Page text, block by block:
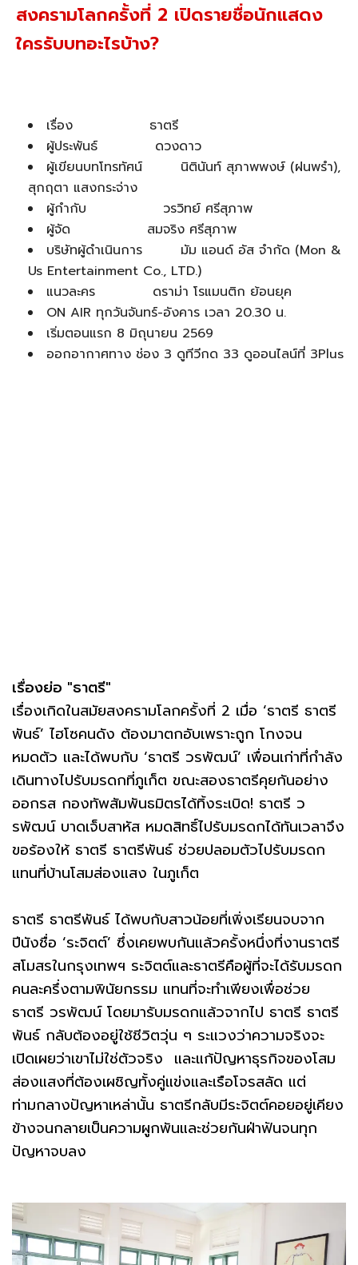
สงครามโลกครั้งที่ 2 เปิดรายชื่อนักแสดง
ใครรับบทอะไรบ้าง?
เรื่อง ธาตรี
ผู้ประพันธ์ ดวงดาว
ผู้เขียนบทโทรทัศน์ นิตินันท์ สุภาพพงษ์ (ฝนพรำ),
สุกฤตา แสงกระจ่าง
ผู้กำกับ วรวิทย์ ศรีสุภาพ
ผู้จัด สมจริง ศรีสุภาพ
บริษัทผู้ดำเนินการ มัม แอนด์ อัส จำกัด (Mon &
Us Entertainment Co., LTD.)
แนวละคร ดราม่า โรแมนติก ย้อนยุค
ON AIR ทุกวันจันทร์-อังคาร เวลา 20.30 น.
เริ่มตอนแรก 8 มิถุนายน 2569
ออกอากาศทาง ช่อง 3 ดูทีวีกด 33 ดูออนไลน์ที่ 3Plus
เรื่องย่อ "ธาตรี"
เรื่องเกิดในสมัยสงครามโลกครั้งที่ 2 เมื่อ ‘ธาตรี ธาตรี
พันธ์’ ไฮโซคนดัง ต้องมาตกอับเพราะถูก โกงจน
หมดตัว และได้พบกับ ‘ธาตรี วรพัฒน์’ เพื่อนเก่าที่กำลัง
เดินทางไปรับมรดกที่ภูเก็ต ขณะสองธาตรีคุยกันอย่าง
ออกรส กองทัพสัมพันธมิตรได้ทิ้งระเบิด! ธาตรี ว
รพัฒน์ บาดเจ็บสาหัส หมดสิทธิ์ไปรับมรดกได้ทันเวลาจึง
ขอร้องให้ ธาตรี ธาตรีพันธ์ ช่วยปลอมตัวไปรับมรดก
แทนที่บ้านโสมส่องแสง ในภูเก็ต
ธาตรี ธาตรีพันธ์ ได้พบกับสาวน้อยที่เพิ่งเรียนจบจาก
ปีนังชื่อ ‘ระจิตต์’ ซึ่งเคยพบกันแล้วครั้งหนึ่งที่งานราตรี
สโมสรในกรุงเทพฯ ระจิตต์และธาตรีคือผู้ที่จะได้รับมรดก
คนละครึ่งตามพินัยกรรม แทนที่จะทำเพียงเพื่อช่วย
ธาตรี วรพัฒน์ โดยมารับมรดกแล้วจากไป ธาตรี ธาตรี
พันธ์ กลับต้องอยู่ใช้ชีวิตวุ่น ๆ ระแวงว่าความจริงจะ
เปิดเผยว่าเขาไม่ใช่ตัวจริง และแก้ปัญหาธุรกิจของโสม
ส่องแสงที่ต้องเผชิญทั้งคู่แข่งและเรือโจรสลัด แต่
ท่ามกลางปัญหาเหล่านั้น ธาตรีกลับมีระจิตต์คอยอยู่เคียง
ข้างจนกลายเป็นความผูกพันและช่วยกันฝ่าฟันจนทุก
ปัญหาจบลง